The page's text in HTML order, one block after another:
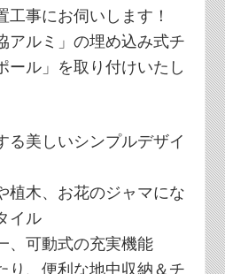
工事にお伺いします！
アルミ」の埋め込み式チ
ール」を取り付けいたし
る美しいシンプルデザイ
植木、お花のジャマにな
イル
、可動式の充実機能
り、便利な地中収納＆チ